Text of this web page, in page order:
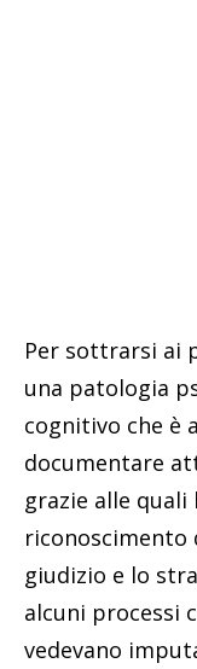
Per sottrarsi ai
una patologia
cognitivo che è
documentare
grazie alle
riconoscimento
giudizio e lo
alcuni processi
vedevano